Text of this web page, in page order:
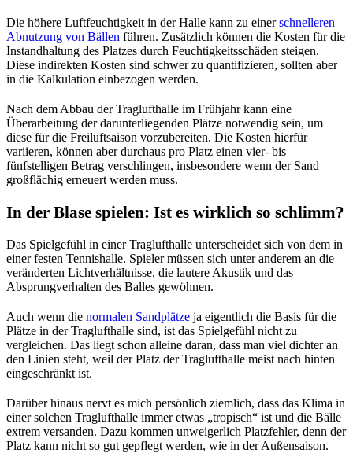
Die höhere Luftfeuchtigkeit in der Halle kann zu einerschnelleren
Abnutzung von Bällen führen. Zusätzlich können die Kosten für die
Instandhaltung des Platzes durch Feuchtigkeitsschäden steigen.
Diese indirekten Kosten sind schwer zu quantifizieren, sollten aber
in die Kalkulation einbezogen werden.
Nach dem Abbau der Traglufthalle im Frühjahr kann eine
Überarbeitung der darunterliegenden Plätze notwendig sein, um
diese für die Freiluftsaison vorzubereiten. Die Kosten hierfür
variieren, können aber durchaus pro Platz einen vier- bis
fünfstelligen Betrag verschlingen, insbesondere wenn der Sand
großflächig erneuert werden muss.
In der Blase spielen: Ist es wirklich so schlimm?
Das Spielgefühl in einer Traglufthalle unterscheidet sich von dem in
einer festen Tennishalle. Spieler müssen sich unter anderem an die
veränderten Lichtverhältnisse, die lautere Akustik und das
Absprungverhalten des Balles gewöhnen.
Auch wenn die normalen Sandplätze ja eigentlich die Basis für die
Plätze in der Traglufthalle sind, ist das Spielgefühl nicht zu
vergleichen. Das liegt schon alleine daran, dass man viel dichter an
den Linien steht, weil der Platz der Traglufthalle meist nach hinten
eingeschränkt ist.
Darüber hinaus nervt es mich persönlich ziemlich, dass das Klima in
einer solchen Traglufthalle immer etwas „tropisch“ ist und die Bälle
extrem versanden. Dazu kommen unweigerlich Platzfehler, denn der
Platz kann nicht so gut gepflegt werden, wie in der Außensaison.